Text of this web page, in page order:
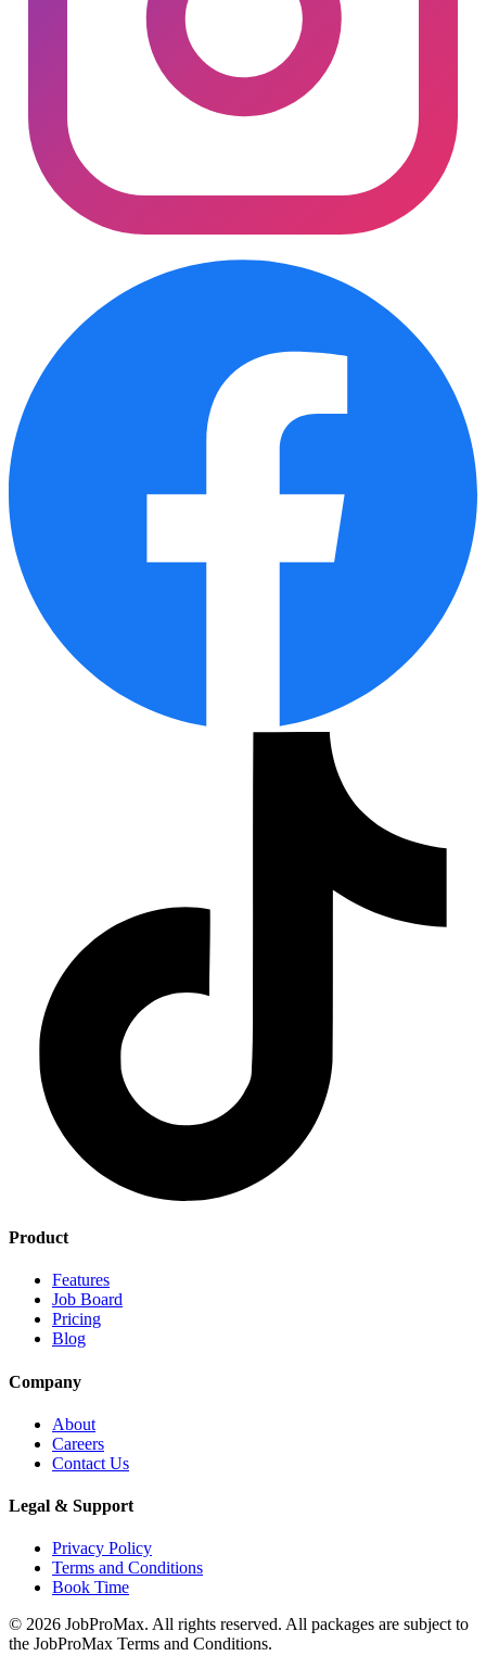
Product
Features
Job Board
Pricing
Blog
Company
About
Careers
Contact Us
Legal & Support
Privacy Policy
Terms and Conditions
Book Time
© 2026 JobProMax. All rights reserved. All packages are subject to
the JobProMax Terms and Conditions.